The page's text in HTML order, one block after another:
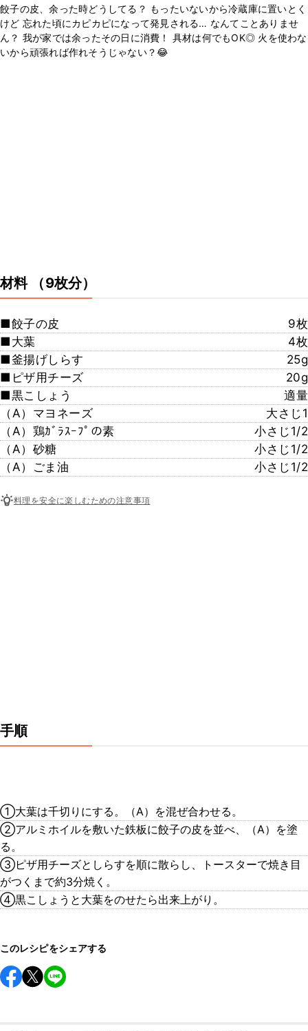
餃子の皮、余った時どうしてる？ もったいないから冷蔵庫に置いとく
けど 忘れた頃にカピカピになって発見される… なんてことありませ
ん？ 我が家では余ったその日に消費！ 具材は何でもOK◎ 火を使わな
いから頑張れば作れそうじゃない？😂
材料 （9枚分）
■餃子の皮
9枚
■大葉
4枚
■釜揚げしらす
25g
■ピザ用チーズ
20g
■黒こしょう
適量
（A）マヨネーズ
大さじ1
（A）鶏ｶﾞﾗｽｰﾌﾟの素
小さじ1/2
（A）砂糖
小さじ1/2
（A）ごま油
小さじ1/2
料理を安全に楽しむための注意事項
手順
①大葉は千切りにする。（A）を混ぜ合わせる。
②アルミホイルを敷いた鉄板に餃子の皮を並べ、（A）を塗
る。
③ピザ用チーズとしらすを順に散らし、トースターで焼き目
がつくまで約3分焼く。
④黒こしょうと大葉をのせたら出来上がり。
このレシピをシェアする